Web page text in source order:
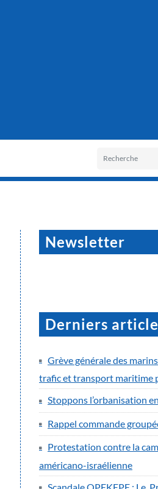
Newsletter
Derniers
Grève générale des
trafic et transport maritime
Stoppons l’orbanisation
Rappel commande
Protestation contre la
américano-israélienne